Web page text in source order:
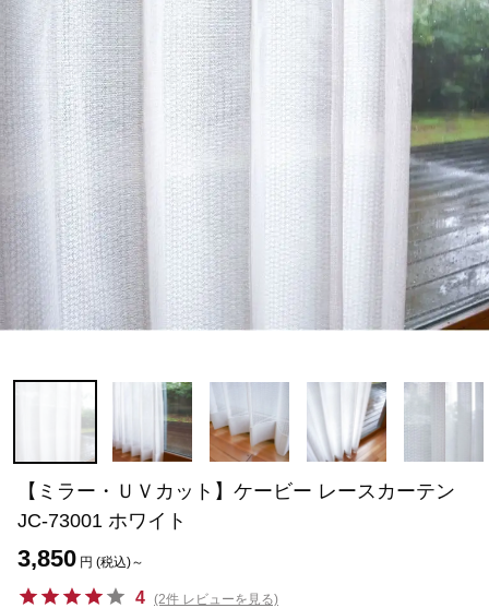
【ミラー・ＵＶカット】ケービー レースカーテン
JC-73001 ホワイト
3,850 円 (税込)～
4 (2件 レビューを見る)